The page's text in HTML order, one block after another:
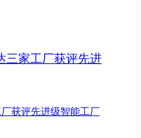
获评先进级智能工厂